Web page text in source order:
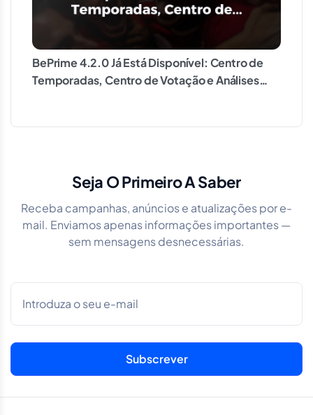
BePrime 4.2.0 Já Está Disponível: Centro de
Temporadas, Centro de Votação e Análises
Seja O Primeiro A Saber
Receba campanhas, anúncios e atualizações por e-
mail. Enviamos apenas informações importantes —
sem mensagens desnecessárias.